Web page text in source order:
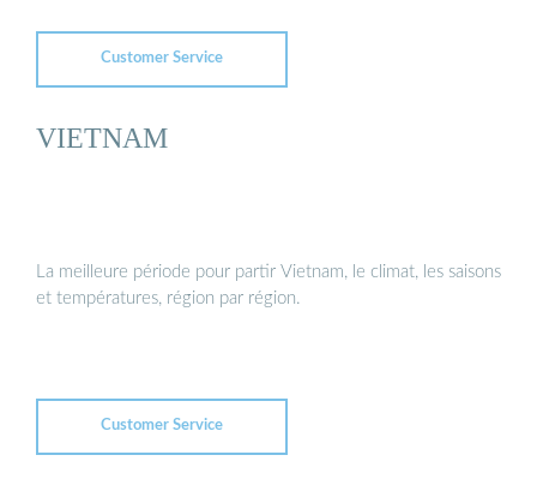
Customer Service
VIETNAM
La meilleure période pour partir Vietnam, le climat, les saisons
et températures, région par région.
Customer Service